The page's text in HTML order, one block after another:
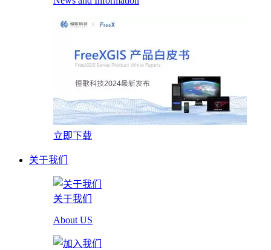
立即下载
关于我们
关于我们
About US